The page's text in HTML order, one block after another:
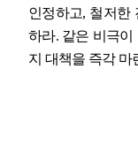
인정하고, 철저한
하라. 같은 비극이
지 대책을 즉각 마